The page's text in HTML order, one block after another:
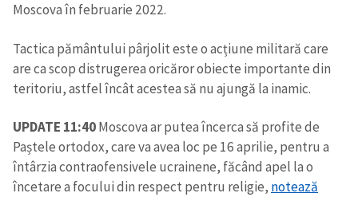
Moscova în februarie 2022.
Tactica pământului pârjolit este o acțiune militară care
are ca scop distrugerea oricăror obiecte importante din
teritoriu, astfel încât acestea să nu ajungă la inamic.
UPDATE 11:40Moscova ar putea încerca să profite de
Paștele ortodox, care va avea loc pe 16 aprilie, pentru a
întârzia contraofensivele ucrainene, făcând apel la o
încetare a focului din respect pentru religie, notează